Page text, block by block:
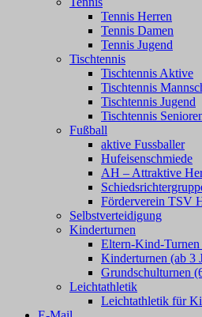
Tennis Herren
Tennis Damen
Tennis Jugend
Tischtennis
Tischtennis Aktive
Tischtennis
Tischtennis Jugend
Tischtennis
Fußball
aktive Fussballer
Hufeisenschmiede
AH – Attraktive
Förderverein TSV
Selbstverteidigung
Kinderturnen
Eltern-Kind-Turnen
Kinderturnen (ab 3
Grundschulturnen
Leichtathletik
Leichtathletik für